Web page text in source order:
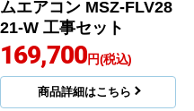
商品詳細はこちら
商品コード：MSZ-FLV2821-W-KJ